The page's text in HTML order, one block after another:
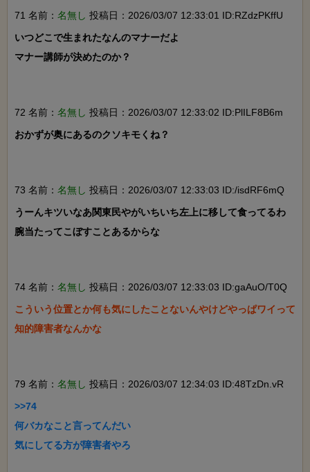
71 名前： 名無し 投稿日：2026/03/07 12:33:01 ID:RZdzPKffU
いつどこで生まれたなんのマナーだよ
マナー講師が決めたのか？
72 名前： 名無し 投稿日：2026/03/07 12:33:02 ID:PlILF8B6m
おかずが奥にあるのクソキモくね？
73 名前： 名無し 投稿日：2026/03/07 12:33:03 ID:/isdRF6mQ
うーんキツいなあ関東民やがいちいち左上に移して食ってるわ
腕当たってこぼすことあるからな
74 名前： 名無し 投稿日：2026/03/07 12:33:03 ID:gaAuO/T0Q
こういう位置とか何も気にしたことないんやけどやっぱワイって
知的障害者なんかな
79 名前： 名無し 投稿日：2026/03/07 12:34:03 ID:48TzDn.vR
>>74
何バカなこと言ってんだい
気にしてる方が障害者やろ